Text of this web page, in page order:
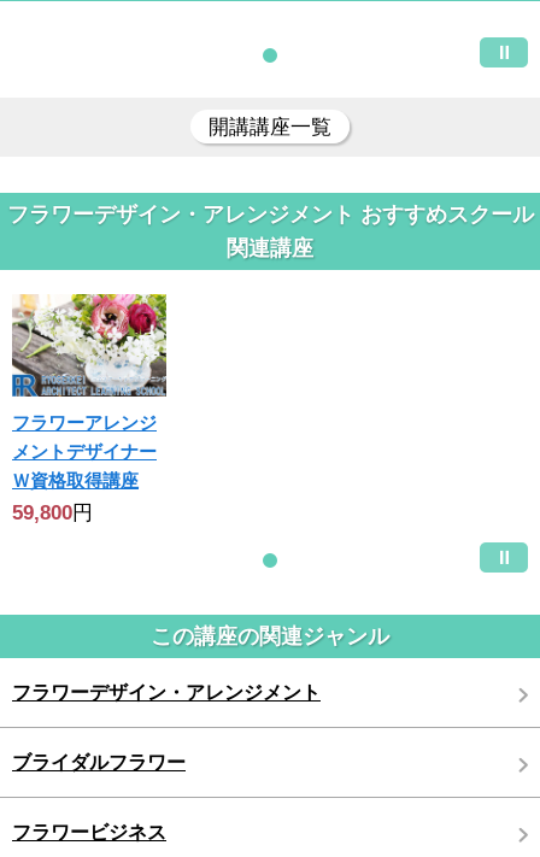
開講講座一覧
フラワーデザイン・アレンジメント おすすめスクール
関連講座
フラワーアレンジ
メントデザイナー
Ｗ資格取得講座
59,800円
この講座の関連ジャンル
フラワーデザイン・アレンジメント
ブライダルフラワー
フラワービジネス